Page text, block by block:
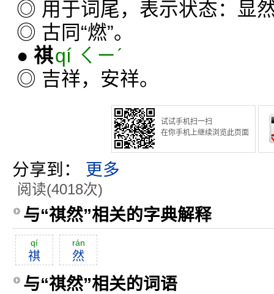
◎ 用于词尾，表示状态：显
◎ 古同“燃”。
● 祺qí ㄑㄧˊ
◎ 吉祥，安祥。
试试手机扫一扫
在你手机上继续浏览此页面
分享到： 更多
阅读(4018次)
与“祺然”相关的字典解释
qí
祺
rán
然
与“祺然”相关的词语